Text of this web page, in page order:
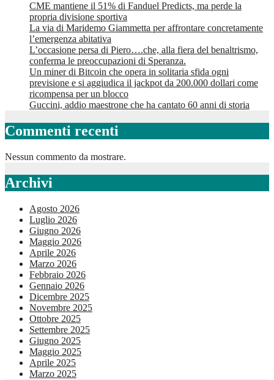
CME mantiene il 51% di Fanduel Predicts, ma perde la
propria divisione sportiva
La via di Maridemo Giammetta per affrontare concretamente
l’emergenza abitativa
L’occasione persa di Piero….che, alla fiera del benaltrismo,
conferma le preoccupazioni di Speranza.
Un miner di Bitcoin che opera in solitaria sfida ogni
previsione e si aggiudica il jackpot da 200.000 dollari come
ricompensa per un blocco
Guccini, addio maestrone che ha cantato 60 anni di storia
Commenti recenti
Nessun commento da mostrare.
Archivi
Agosto 2026
Luglio 2026
Giugno 2026
Maggio 2026
Aprile 2026
Marzo 2026
Febbraio 2026
Gennaio 2026
Dicembre 2025
Novembre 2025
Ottobre 2025
Settembre 2025
Giugno 2025
Maggio 2025
Aprile 2025
Marzo 2025